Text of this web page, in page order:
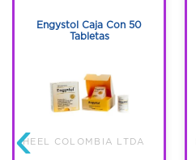
‹
Engystol Caja Con 50
Tabletas
HEEL COLOMBIA LTDA